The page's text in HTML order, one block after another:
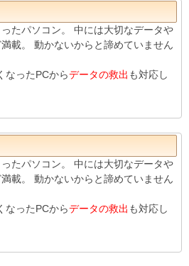
たパソコン。 中には大切なデータや
載。 動かないからと諦めていません
なったPCからデータの救出 も対応し
たパソコン。 中には大切なデータや
載。 動かないからと諦めていません
なったPCからデータの救出 も対応し